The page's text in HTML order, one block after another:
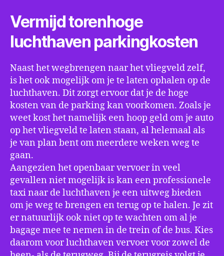
Vermijd torenhoge
luchthaven parkingkosten
Naast het wegbrengen naar het vliegveld zelf,
is het ook mogelijk om je te laten ophalen op de
luchthaven. Dit zorgt ervoor dat je de hoge
kosten van de parking kan voorkomen. Zoals je
weet kost het namelijk een hoop geld om je auto
op het vliegveld te laten staan, al helemaal als
je van plan bent om meerdere weken weg te
gaan.
Aangezien het openbaar vervoer in veel
gevallen niet mogelijk is kan een professionele
taxi naar de luchthaven je een uitweg bieden
om je weg te brengen en terug op te halen. Je zit
er natuurlijk ook niet op te wachten om al je
bagage mee te nemen in de trein of de bus. Kies
daarom voor luchthaven vervoer voor zowel de